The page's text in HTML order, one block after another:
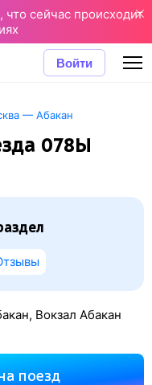
сейчас происходит
Войти
— Абакан
078Ы
Вокзал Абакан
поезд